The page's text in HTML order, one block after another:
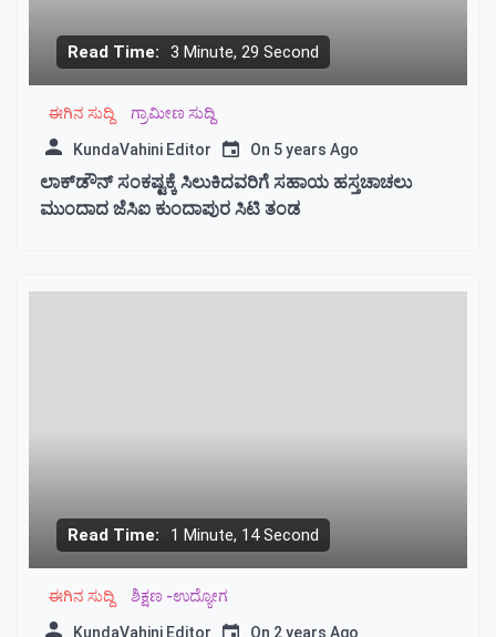
Read Time: 3 Minute, 29 Second
ಈಗಿನ ಸುದ್ದಿ ಗ್ರಾಮೀಣ ಸುದ್ದಿ
KundaVahini Editor On 5 years Ago
ಲಾಕ್‌ಡೌನ್ ಸಂಕಷ್ಟಕ್ಕೆ ಸಿಲುಕಿದವರಿಗೆ ಸಹಾಯ ಹಸ್ತಚಾಚಲು
ಮುಂದಾದ ಜೆ‌ಸಿಐ ಕುಂದಾಪುರ ಸಿಟಿ‌ ತಂಡ
Read Time: 1 Minute, 14 Second
ಈಗಿನ ಸುದ್ದಿ ಶಿಕ್ಷಣ -ಉದ್ಯೋಗ
KundaVahini Editor On 2 years Ago